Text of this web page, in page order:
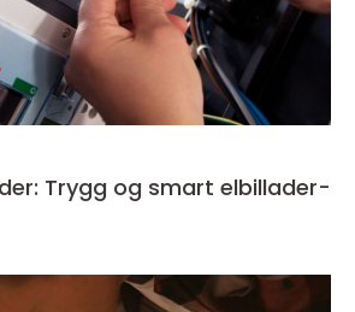
Trygg og smart elbillader-